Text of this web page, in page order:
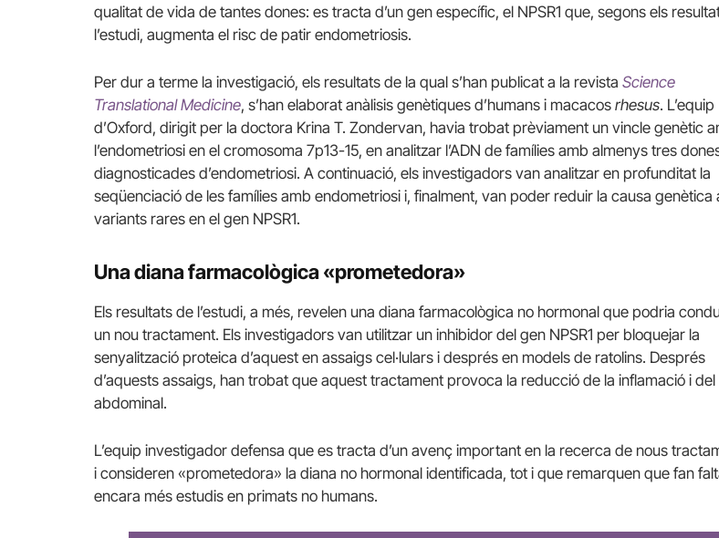
qualitat de vida de tantes dones: es tracta d’un gen específic, el NPSR1 que, segons els
l’estudi, augmenta el risc de patir endometriosis.
Per dur a terme la investigació, els resultats de la qual s’han publicat a la revista Science
Translational Medicine, s’han elaborat anàlisis genètiques d’humans i macacos rhesus. L’equip
d’Oxford, dirigit per la doctora Krina T. Zondervan, havia trobat prèviament un vincle genètic
l’endometriosi en el cromosoma 7p13-15, en analitzar l’ADN de famílies amb almenys tres
diagnosticades d’endometriosi. A continuació, els investigadors van analitzar en profunditat la
seqüenciació de les famílies amb endometriosi i, finalment, van poder reduir la causa genètica
variants rares en el gen NPSR1.
Una diana farmacològica «prometedora»
Els resultats de l’estudi, a més, revelen una diana farmacològica no hormonal que podria
un nou tractament. Els investigadors van utilitzar un inhibidor del gen NPSR1 per bloquejar la
senyalització proteica d’aquest en assaigs cel·lulars i després en models de ratolins. Després
d’aquests assaigs, han trobat que aquest tractament provoca la reducció de la inflamació i
abdominal.
L’equip investigador defensa que es tracta d’un avenç important en la recerca de nous
i consideren «prometedora» la diana no hormonal identificada, tot i que remarquen que fan
encara més estudis en primats no humans.